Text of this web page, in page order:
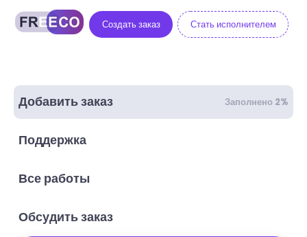
Создать заказ Стать исполнителем
Добавить заказ Заполнено 2%
Поддержка
Все работы
Обсудить заказ